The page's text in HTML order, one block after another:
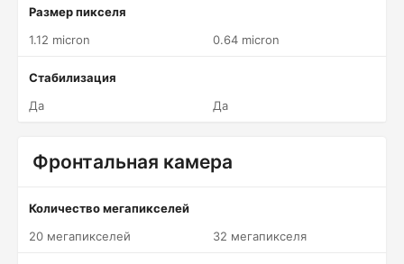
Размер пикселя
1.12 micron
0.64 micron
Стабилизация
Да
Да
Фронтальная камера
Количество мегапикселей
20 мегапикселей
32 мегапикселя